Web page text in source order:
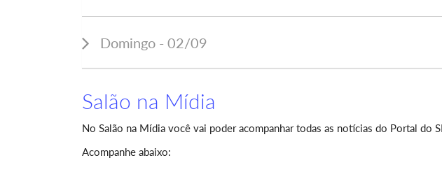
Domingo - 02/09
Salão na Mídia
No Salão na Mídia você vai poder acompanhar todas as notícias do Portal do
Acompanhe abaixo: